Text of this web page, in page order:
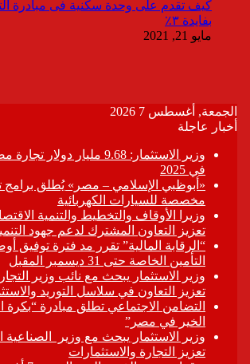
كيف تقدم على وحدة سكنية فى مبادرة
بفايدة ٣٪
مايو 21, 2021